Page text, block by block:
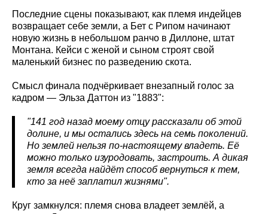
Последние сцены показывают, как племя индейцев
возвращает себе земли, а Бет с Рипом начинают
новую жизнь в небольшом ранчо в Диллоне, штат
Монтана. Кейси с женой и сыном строят свой
маленький бизнес по разведению скота.
Смысл финала подчёркивает внезапный голос за
кадром — Эльза Даттон из "1883":
"141 год назад моему отцу рассказали об этой
долине, и мы остались здесь на семь поколений.
Но землей нельзя по-настоящему владеть. Её
можно только изуродовать, застроить. А дикая
земля всегда найдёт способ вернуться к тем,
кто за неё заплатил жизнями".
Круг замкнулся: племя снова владеет землёй, а